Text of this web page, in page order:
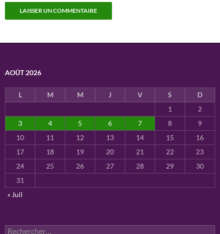
AOÛT 2026
L M M J V S
D
1
2
3
4 5 6 7 8
9
10
11 12 13 14 15
16
17
18 19 20 21 22
23
24
25 26 27 28 29
30
31
« Juil
Rechercher :